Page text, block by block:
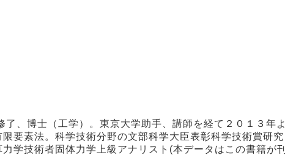
、博士（工学）。東京大学助手、講師を経て２０１３年よ
要素法。科学技術分野の文部科学大臣表彰科学技術賞研究
学技術者固体力学上級アナリスト(本データはこの書籍が刊